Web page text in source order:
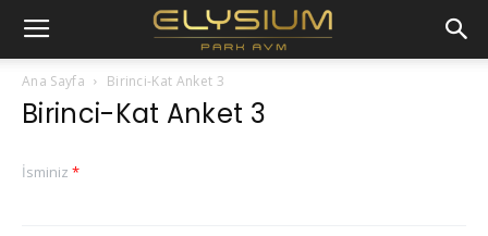
Ana Sayfa Birinci-Kat Anket 3
Birinci-Kat Anket 3
İsminiz *